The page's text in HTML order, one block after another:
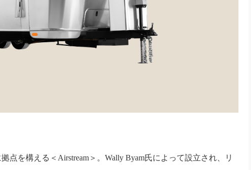
点を構える＜Airstream＞。 Wally Byam氏によって設立され、リ